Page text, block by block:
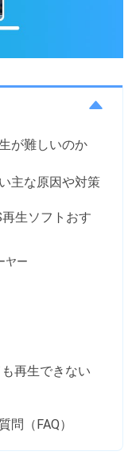
が難しいのか
主な原因や対策
生ソフトおす
ヤー
再生できない
（FAQ）